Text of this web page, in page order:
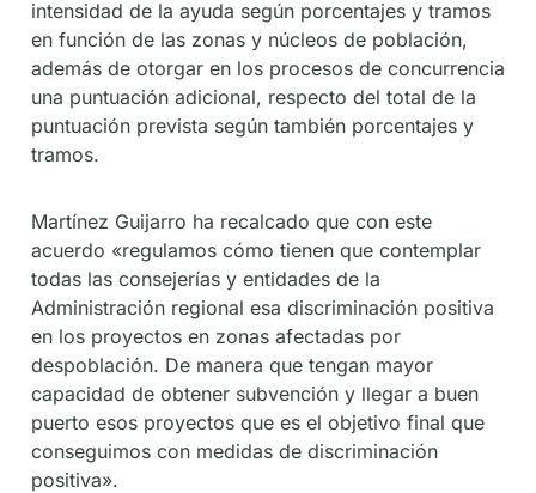
intensidad de la ayuda según porcentajes y tramos
en función de las zonas y núcleos de población,
además de otorgar en los procesos de concurrencia
una puntuación adicional, respecto del total de la
puntuación prevista según también porcentajes y
tramos.
Martínez Guijarro ha recalcado que con este
acuerdo «regulamos cómo tienen que contemplar
todas las consejerías y entidades de la
Administración regional esa discriminación positiva
en los proyectos en zonas afectadas por
despoblación. De manera que tengan mayor
capacidad de obtener subvención y llegar a buen
puerto esos proyectos que es el objetivo final que
conseguimos con medidas de discriminación
positiva».